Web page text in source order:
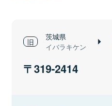
茨城県
イバラキケン
319-2414